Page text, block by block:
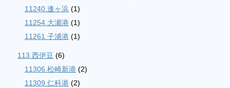
11240.逢ヶ浜 (1)
11254.大瀬港 (1)
11261.子浦港 (1)
113.西伊豆 (6)
11306.松崎新港 (2)
11309.仁科港 (2)